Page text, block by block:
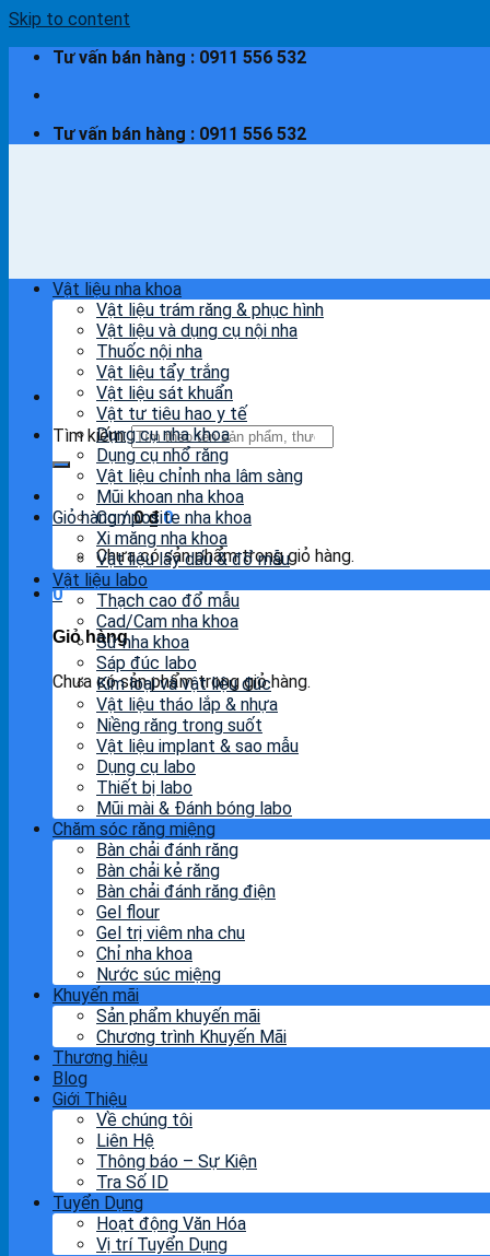
Skip to content
Tư vấn bán hàng : 0911 556 532
Tư vấn bán hàng : 0911 556 532
Tìm kiếm:
Giỏ hàng /0₫ 0
Chưa có sản phẩm trong giỏ hàng.
0
Giỏ hàng
Chưa có sản phẩm trong giỏ hàng.
Vật liệu nha khoa
Vật liệu trám răng & phục hình
Vật liệu và dụng cụ nội nha
Thuốc nội nha
Vật liệu tẩy trắng
Vật liệu sát khuẩn
Vật tư tiêu hao y tế
Dụng cụ nha khoa
Dụng cụ nhổ răng
Vật liệu chỉnh nha lâm sàng
Mũi khoan nha khoa
Composite nha khoa
Xi măng nha khoa
Vật liệu lấy dấu & đổ mẫu
Vật liệu labo
Thạch cao đổ mẫu
Cad/Cam nha khoa
Sứ nha khoa
Sáp đúc labo
Kim loại và vật liệu đúc
Vật liệu tháo lắp & nhựa
Niềng răng trong suốt
Vật liệu implant & sao mẫu
Dụng cụ labo
Thiết bị labo
Mũi mài & Đánh bóng labo
Chăm sóc răng miệng
Bàn chải đánh răng
Bàn chải kẻ răng
Bàn chải đánh răng điện
Gel flour
Gel trị viêm nha chu
Chỉ nha khoa
Nước súc miệng
Khuyến mãi
Sản phẩm khuyến mãi
Chương trình Khuyến Mãi
Thương hiệu
Blog
Giới Thiệu
Về chúng tôi
Liên Hệ
Thông báo – Sự Kiện
Tra Số ID
Tuyển Dụng
Hoạt động Văn Hóa
Vị trí Tuyển Dụng